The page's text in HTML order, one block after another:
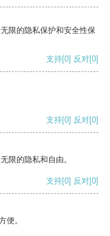
限的隐私保护和安全性保
支持[0] 反对[0]
支持[0] 反对[0]
限的隐私和自由。
支持[0] 反对[0]
便。